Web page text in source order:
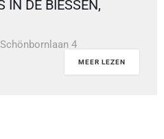
IN DE BIESSEN,
4
MEER LEZEN